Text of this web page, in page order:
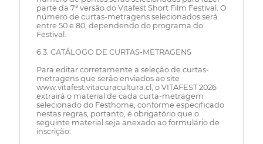
parte da 7ª versão do Vitafest Short Film Festival. O
número de curtas-metragens selecionados será
entre 50 e 80, dependendo do programa do
Festival.
6.3. CATÁLOGO DE CURTAS-METRAGENS
Para editar corretamente a seleção de curtas-
metragens que serão enviados ao site
www.vitafest.vitacuracultura.cl, o VITAFEST 2026
extrairá o material de cada curta-metragem
selecionado do Festhome, conforme especificado
nestas regras, portanto, é obrigatório que o
seguinte material seja anexado ao formulário de
inscrição: